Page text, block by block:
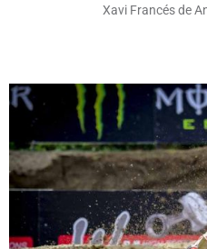
Xavi Francés de